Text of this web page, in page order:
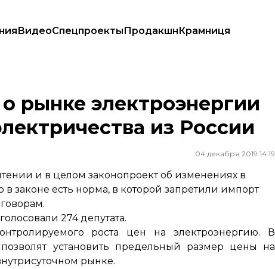
ВидеоСпецпроектыПродакшнКрамниця
электричества из России
рынке электроэнергии
из России
04 декабря 2019 14:19
и в целом законопроект об изменениях в
законе есть норма, в которой запретили импорт
274 депутата.
роста цен на электроэнергию. В
установить предельный размер цены на
рынке.